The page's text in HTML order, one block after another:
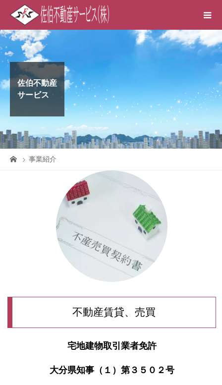
佐伯不動産
サービス
事業紹介
不動産賃貸、売買
宅地建物取引業者免許
大分県知事（１）第３５０２号